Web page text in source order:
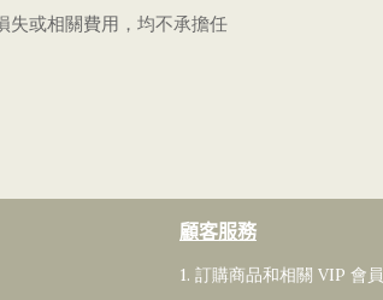
失或相關費用，均不承擔任
顧客服務
1. 訂購商品和相關 VIP 會員